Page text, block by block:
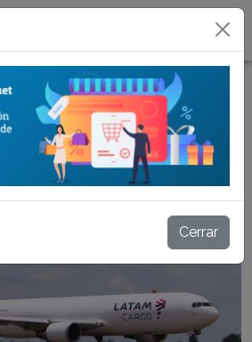
y MVD Free Airport
aérea
Cerrar